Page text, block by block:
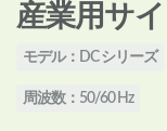
産業用サ
モデル：DC シリーズ
周波数：50/60 Hz